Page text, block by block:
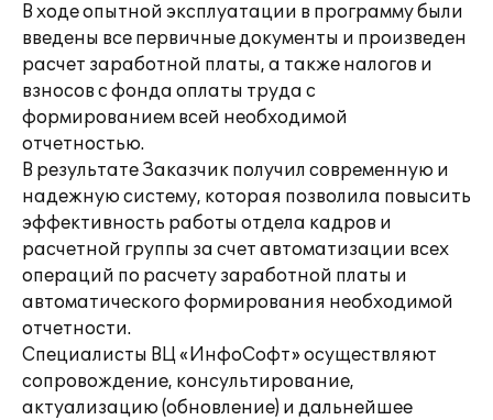
В ходе опытной эксплуатации в программу были
введены все первичные документы и произведен
расчет заработной платы, а также налогов и
взносов с фонда оплаты труда с
формированием всей необходимой
отчетностью.
В результате Заказчик получил современную и
надежную систему, которая позволила повысить
эффективность работы отдела кадров и
расчетной группы за счет автоматизации всех
операций по расчету заработной платы и
автоматического формирования необходимой
отчетности.
Специалисты ВЦ «ИнфоСофт» осуществляют
сопровождение, консультирование,
актуализацию (обновление) и дальнейшее